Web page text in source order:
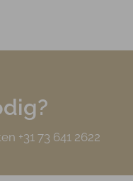
+31 73 641 2622